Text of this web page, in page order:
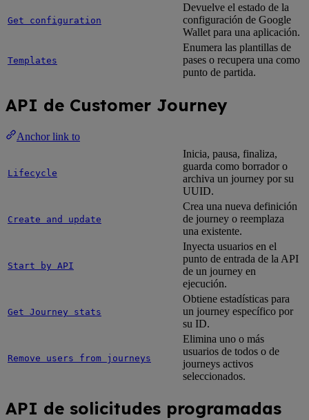
Get configuration
Devuelve el estado de la
configuración de Google
Wallet para una aplicación.
Templates
Enumera las plantillas de
pases o recupera una como
punto de partida.
API de Customer Journey
Anchor link to
Lifecycle
Inicia, pausa, finaliza,
guarda como borrador o
archiva un journey por su
UUID.
Create and update
Crea una nueva definición
de journey o reemplaza
una existente.
Start by API
Inyecta usuarios en el
punto de entrada de la API
de un journey en
ejecución.
Get Journey stats
Obtiene estadísticas para
un journey específico por
su ID.
Remove users from journeys
Elimina uno o más
usuarios de todos o de
journeys activos
seleccionados.
API de solicitudes programadas